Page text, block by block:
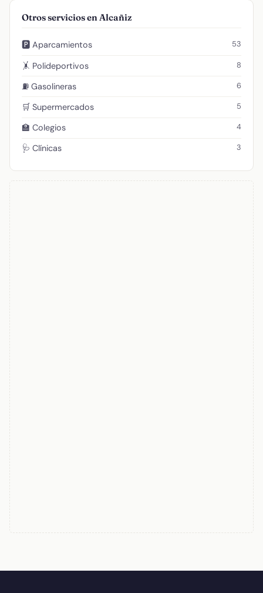
Otros servicios en Alcañiz
🅿️ Aparcamientos 53
🤸 Polideportivos 8
⛽ Gasolineras 6
🛒 Supermercados 5
🏫 Colegios 4
🩺 Clínicas 3